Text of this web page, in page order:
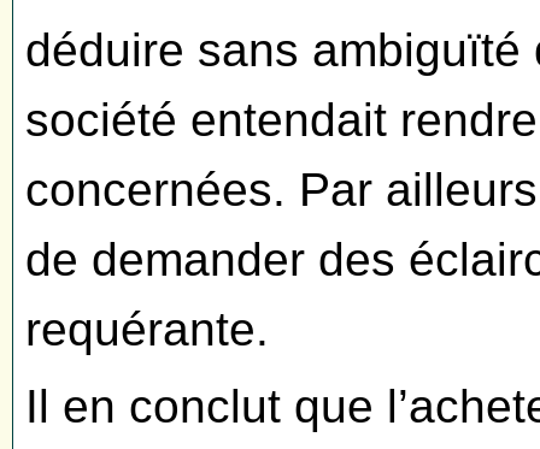
déduire sans ambiguïté
société entendait
concernées. Par
de demander des
requérante.
Il en conclut que